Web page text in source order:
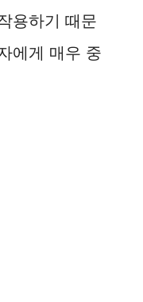
용하기 때문
에게 매우 중